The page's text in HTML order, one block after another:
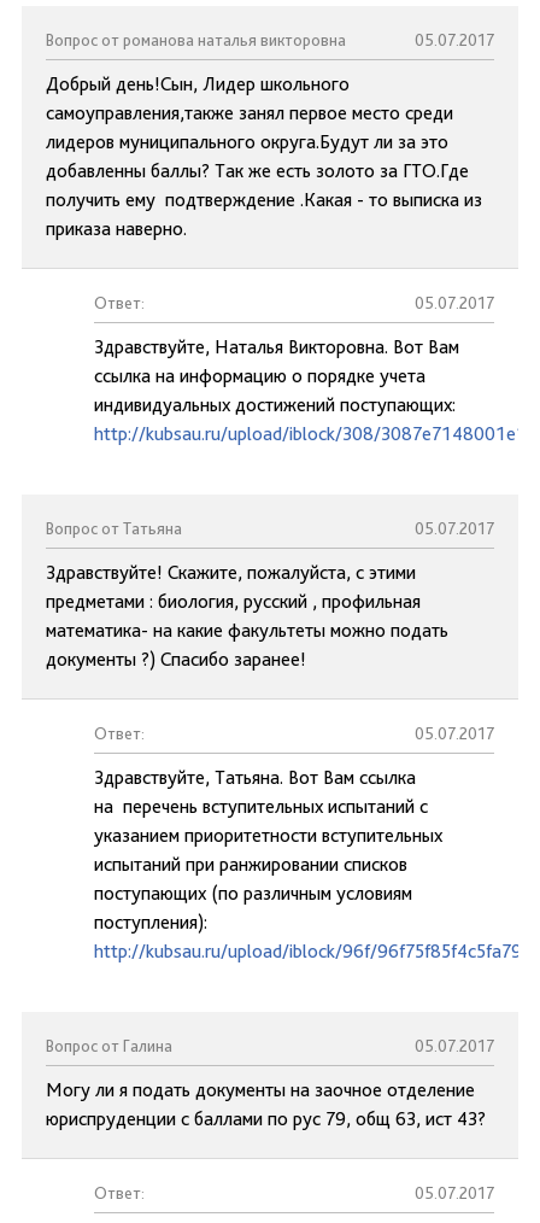
Вопрос от романова наталья викторовна 05.07.2017
Добрый день!Сын, Лидер школьного
самоуправления,также занял первое место среди
лидеров муниципального округа.Будут ли за это
добавленны баллы? Так же есть золото за ГТО.Где
получить ему подтверждение .Какая - то выписка из
приказа наверно.
Ответ: 05.07.2017
Здравствуйте, Наталья Викторовна. Вот Вам
ссылка на информацию о порядке учета
индивидуальных достижений поступающих:
http://kubsau.ru/upload/iblock/308/
Вопрос от Татьяна 05.07.2017
Здравствуйте! Скажите, пожалуйста, с этими
предметами : биология, русский , профильная
математика- на какие факультеты можно подать
документы ?) Спасибо заранее!
Ответ: 05.07.2017
Здравствуйте, Татьяна. Вот Вам ссылка
на перечень вступительных испытаний с
указанием приоритетности вступительных
испытаний при ранжировании списков
поступающих (по различным условиям
поступления):
http://kubsau.ru/upload/iblock/96f/
Вопрос от Галина 05.07.2017
Могу ли я подать документы на заочное отделение
юриспруденции с баллами по рус 79, общ 63, ист 43?
Ответ: 05.07.2017